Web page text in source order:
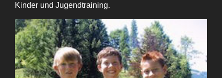
Kinder und Jugendtraining.